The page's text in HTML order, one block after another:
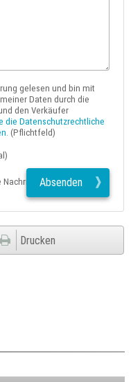
gelesen und bin mit
Daten durch die
den Verkäufer
die Datenschutzrechtliche
(Pflichtfeld)
Absenden
Drucken